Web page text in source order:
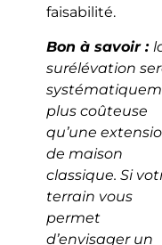
faisabilité.
Bon à savoir :
surélévation
plus coûteuse
qu’une
de maison
classique. Si
terrain vous
permet
d’envisager un